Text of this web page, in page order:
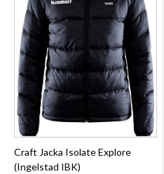
Craft Jacka Isolate Explore
(Ingelstad IBK)